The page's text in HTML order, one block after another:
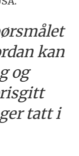
kan
og
tatt i